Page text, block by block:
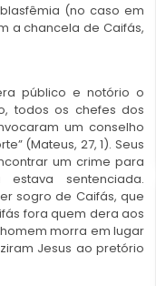
(no caso em
a chancela de Caifás,
público e notório o
todos os chefes dos
um conselho
(Mateus, 27, 1). Seus
um crime para
sentenciada.
sogro de Caifás, que
fora quem dera aos
morra em lugar
Jesus ao pretório